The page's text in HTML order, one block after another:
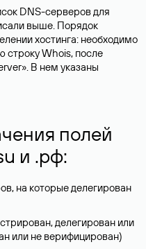
DNS-серверов для
выше. Порядок
хостинга: необходимо
строку Whois, после
В нем указаны
полей
и .рф:
на которые делегирован
делегирован или
или не верифицирован)